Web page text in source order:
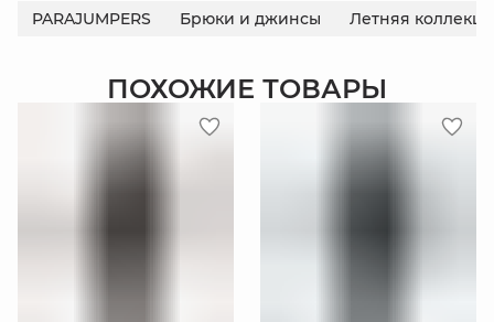
PARAJUMPERS Брюки и джинсы Летняя
ПОХОЖИЕ ТОВАРЫ